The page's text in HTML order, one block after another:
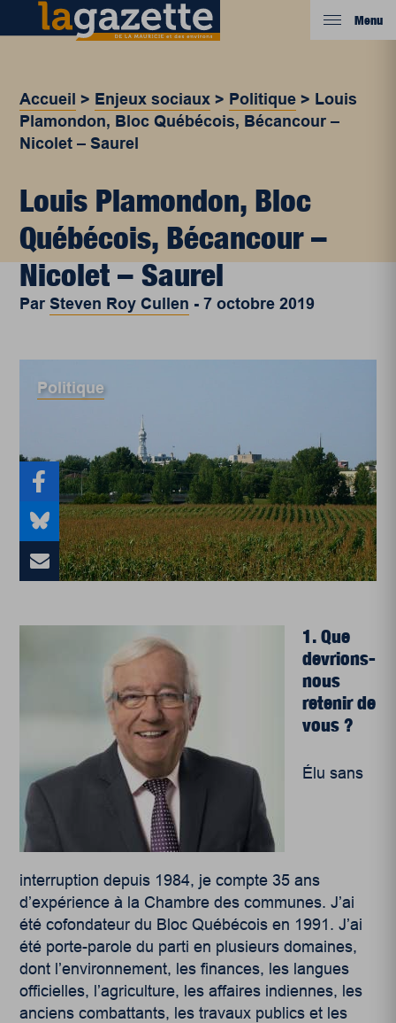
Menu
Accueil > Enjeux sociaux > Politique > Louis
Plamondon, Bloc Québécois, Bécancour –
Nicolet – Saurel
Louis Plamondon, Bloc
Québécois, Bécancour –
Nicolet – Saurel
ParSteven Roy Cullen -7 octobre 2019
Politique
1. Que
devrions-
nous
retenir de
vous ?
Élu sans
interruption depuis 1984, je compte 35 ans
d’expérience à la Chambre des communes. J’ai
été cofondateur du Bloc Québécois en 1991. J’ai
été porte-parole du parti en plusieurs domaines,
dont l’environnement, les finances, les langues
officielles, l’agriculture, les affaires indiennes, les
anciens combattants, les travaux publics et les